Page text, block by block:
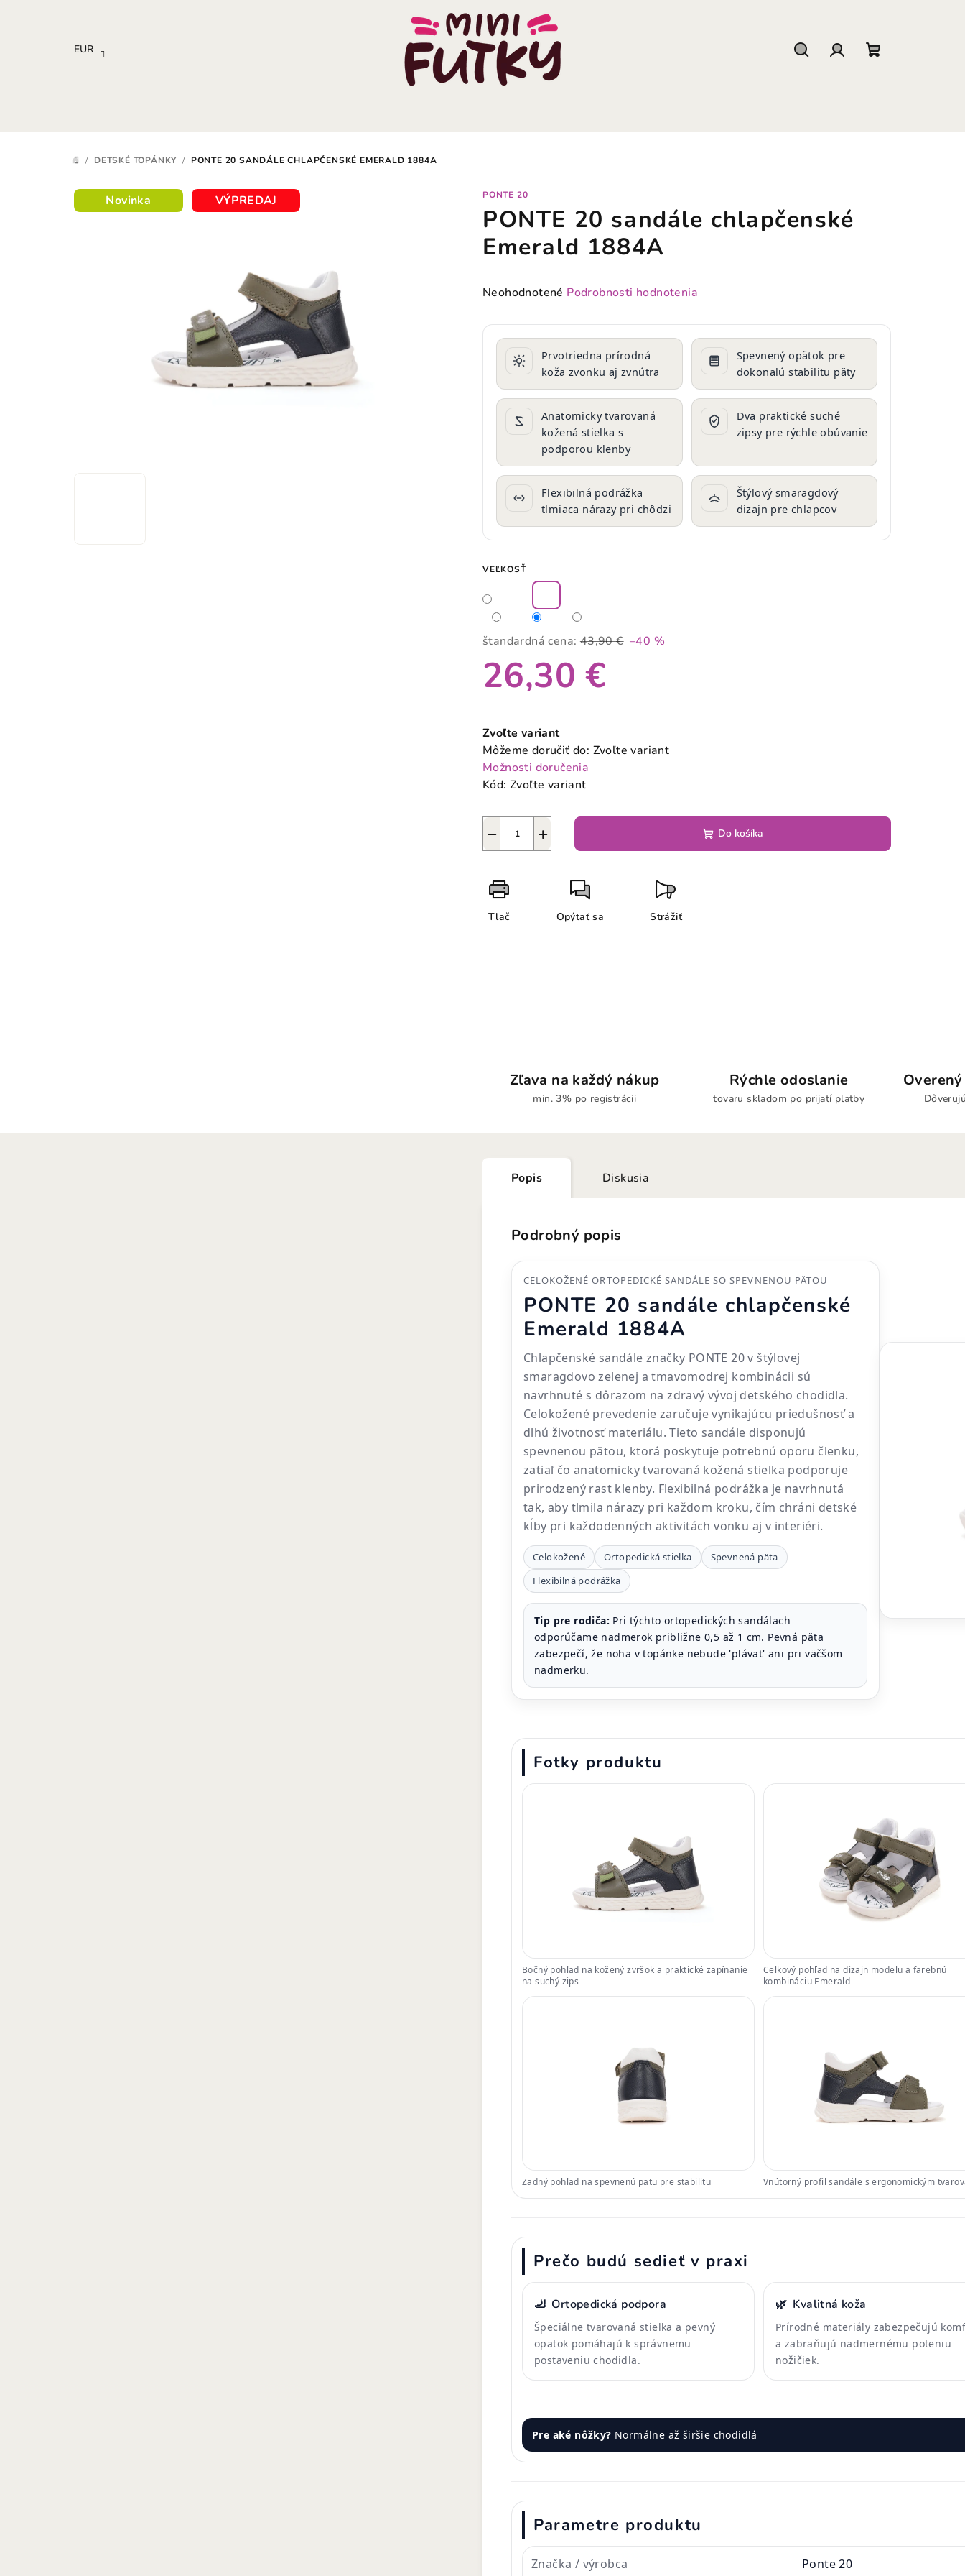
EUR
DOMOV
/ DETSKÉ TOPÁNKY / PONTE 20 SANDÁLE CHLAPČENSKÉ EMERALD 1884A
PONTE 20
PONTE 20 sandále chlapčenské
Emerald 1884A
Priemerné
produktu
hviezdičiek.
Neohodnotené Podrobnosti hodnotenia
Prvotriedna prírodná
koža zvonku aj zvnútra
Spevnený opätok pre
dokonalú stabilitu päty
Anatomicky tvarovaná
kožená stielka s
podporou klenby
Dva praktické suché
zipsy pre rýchle obúvanie
Flexibilná podrážka
tlmiaca nárazy pri chôdzi
Štýlový smaragdový
dizajn pre chlapcov
VEĽKOSŤ
štandardná cena: 43,90 € –40 %
26,30 €
cena:
Zvoľte variant
Môžeme doručiť do: Zvoľte variant
Možnosti doručenia
Kód: Zvoľte variant
+
− Do košíka
Tlač Opýtať sa Strážiť
Novinka VÝPREDAJ
Zľava na každý nákup
min. 3% po registrácii
Rýchle odoslanie
tovaru skladom po prijatí platby
Popis Diskusia
Podrobný popis
CELOKOŽENÉ ORTOPEDICKÉ SANDÁLE SO SPEVNENOU PÄTOU
PONTE 20 sandále chlapčenské
Emerald 1884A
Chlapčenské sandále značky PONTE 20 v štýlovej
smaragdovo zelenej a tmavomodrej kombinácii sú
navrhnuté s dôrazom na zdravý vývoj detského chodidla.
Celokožené prevedenie zaručuje vynikajúcu priedušnosť a
dlhú životnosť materiálu. Tieto sandále disponujú
spevnenou pätou, ktorá poskytuje potrebnú oporu členku,
zatiaľ čo anatomicky tvarovaná kožená stielka podporuje
prirodzený rast klenby. Flexibilná podrážka je navrhnutá
tak, aby tlmila nárazy pri každom kroku, čím chráni detské
kĺby pri každodenných aktivitách vonku aj v interiéri.
Celokožené Ortopedická stielka
Spevnená päta
Flexibilná podrážka
Tip pre rodiča: Pri týchto ortopedických sandálach
odporúčame nadmerok približne 0,5 až 1 cm. Pevná päta
zabezpečí, že noha v topánke nebude 'plávať' ani pri väčšom
nadmerku.
Fotky produktu
Bočný pohľad na kožený zvršok a praktické zapínanie
na suchý zips
Celkový pohľad na dizajn modelu a farebnú
kombináciu Emerald
Zadný pohľad na spevnenú pätu pre stabilitu Vnútorný profil sandále s ergonomickým
Prečo budú sedieť v praxi
🦶 Ortopedická podpora
Špeciálne tvarovaná stielka a pevný
opätok pomáhajú k správnemu
postaveniu chodidla.
🌿 Kvalitná koža
Prírodné materiály zabezpečujú
a zabraňujú nadmernému poteniu
nožičiek.
Pre aké nôžky? Normálne až širšie chodidlá
Parametre produktu
Značka / výrobca Ponte 20